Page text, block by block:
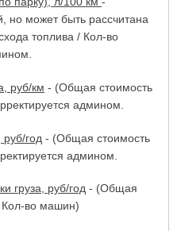
но может быть рассчитана
топлива / Кол-во
руб/км - (Общая стоимость
админом.
год - (Общая стоимость
админом.
груза, руб/год - (Общая
Кол-во машин)